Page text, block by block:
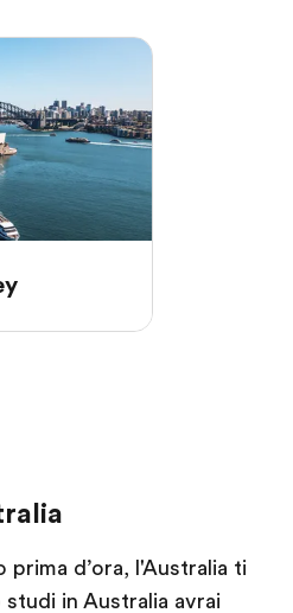
d’ora, l'Australia ti
in Australia avrai